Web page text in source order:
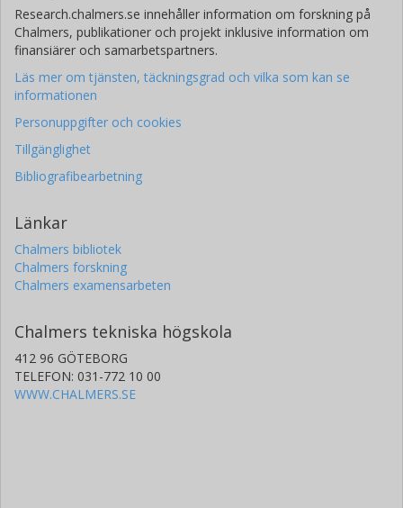
Research.chalmers.se innehåller information om forskning på
Chalmers, publikationer och projekt inklusive information om
finansiärer och samarbetspartners.
Läs mer om tjänsten, täckningsgrad och vilka som kan se
informationen
Personuppgifter och cookies
Tillgänglighet
Bibliografibearbetning
Länkar
Chalmers bibliotek
Chalmers forskning
Chalmers examensarbeten
Chalmers tekniska högskola
412 96 GÖTEBORG
TELEFON: 031-772 10 00
WWW.CHALMERS.SE